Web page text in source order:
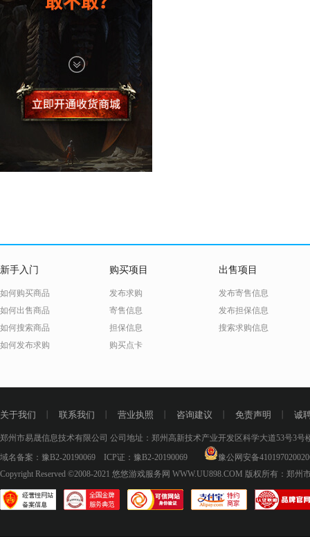
新手入门
如何购买商品
如何出售商品
如何搜索商品
如何发布求购
购买项目
发布求购
寄售信息
担保信息
购买点卡
出售项目
发布寄售信息
发布担保信息
搜索求购信息
关于我们 联系我们 营业执照 咨询建议 免责声明 诚
郑州市易晟信息技术有限公司 公司地址：郑州高新技术产业开发区科学大道53号3号
域名备案： 豫B2-20190069 ICP证： 豫B2-20190069
豫公网安备
Copyright Reserved ©2008-2021 悠悠游戏服务网 WWW.UU898.COM 版权所有：郑州